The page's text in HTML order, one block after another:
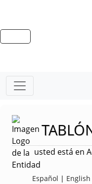
Español | English
usted está en